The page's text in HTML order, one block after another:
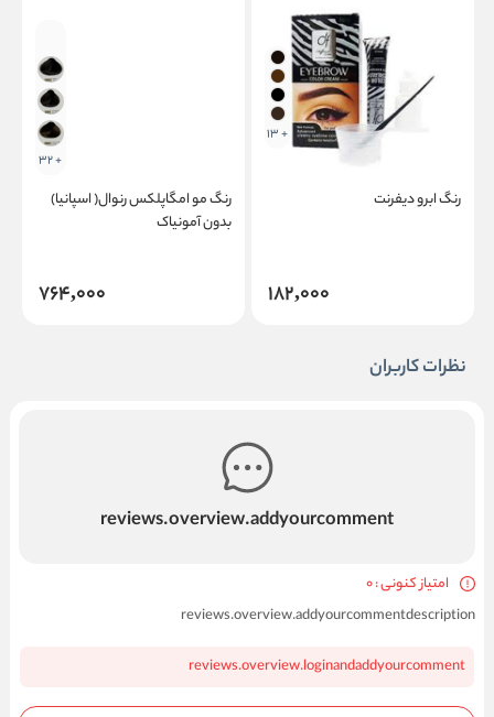
+ 13
رنگ ابرو دیفرنت
182,000
+ 32
رنگ مو امگاپلکس رنوال( اسپانیا)
بدون آمونیاک
764,000
نظرات کاربران
reviews.overview.addyourcomment
امتیاز کنونی : 0
reviews.overview.addyourcommentdescription
reviews.overview.loginandaddyourcomment